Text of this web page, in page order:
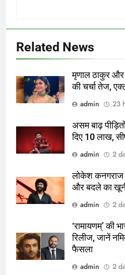
Related News
मृणाल ठाकुर और
की चर्चा तेज,
admin
23
असम बाढ़
दिए 10 लाख,
admin
2
लोकेश कनगराज
और बदले का
admin
2
‘रामायणम्’ की
रिलीज, जानें
फैसला
admin
2